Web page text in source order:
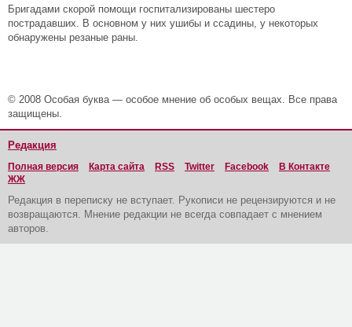
Бригадами скорой помощи госпитализированы шестеро
пострадавших. В основном у них ушибы и ссадины, у некоторых
обнаружены резаные раны.
© 2008 Особая буква — особое мнение об особых вещах. Все права
защищены.
Редакция
Полная версия Карта сайта RSS Twitter Facebook
В Контакте
ЖЖ
Редакция в переписку не вступает. Рукописи не рецензируются и не
возвращаются. Мнение редакции не всегда совпадает с мнением
авторов.